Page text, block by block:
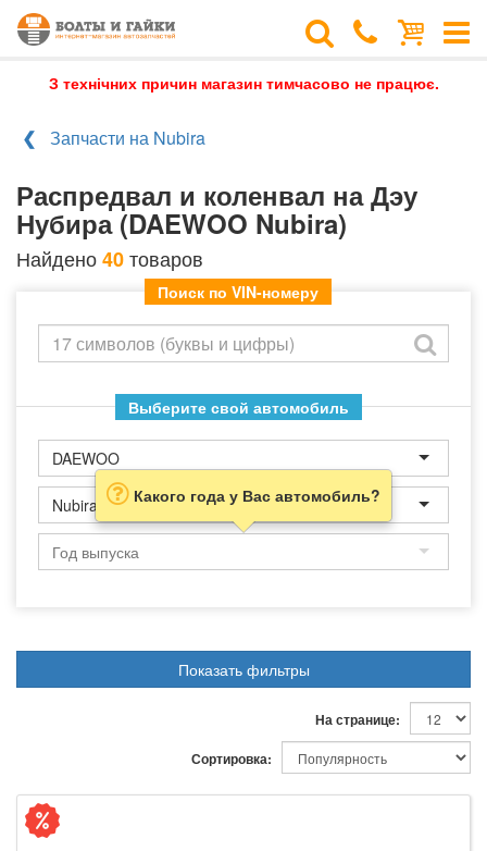
З технічних причин магазин тимчасово не працює.
Запчасти на Nubira
Распредвал и коленвал на Дэу
Нубира (DAEWOO Nubira)
Найдено40товаров
Поиск по VIN-номеру
Выберите свой автомобиль
DAEWOO
Nubira Какого года у Вас автомобиль?
Показать фильтры
На странице:
Сортировка: